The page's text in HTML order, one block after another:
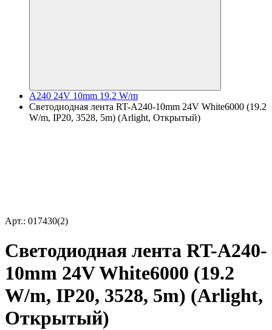
A240 24V 10mm 19.2 W/m
Светодиодная лента RT-A240-10mm 24V White6000 (19.2
W/m, IP20, 3528, 5m) (Arlight, Открытый)
Арт.: 017430(2)
Светодиодная лента RT-A240-
10mm 24V White6000 (19.2
W/m, IP20, 3528, 5m) (Arlight,
Открытый)